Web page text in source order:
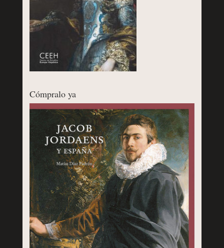
Cómpralo ya